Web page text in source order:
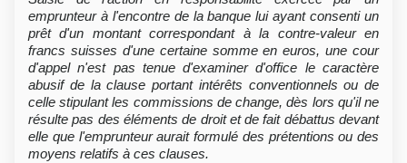
emprunteur à l'encontre de la banque lui ayant consenti un
prêt d'un montant correspondant à la contre-valeur en
francs suisses d'une certaine somme en euros, une cour
d'appel n'est pas tenue d'examiner d'office le caractère
abusif de la clause portant intérêts conventionnels ou de
celle stipulant les commissions de change, dès lors qu'il ne
résulte pas des éléments de droit et de fait débattus devant
elle que l'emprunteur aurait formulé des prétentions ou des
moyens relatifs à ces clauses.